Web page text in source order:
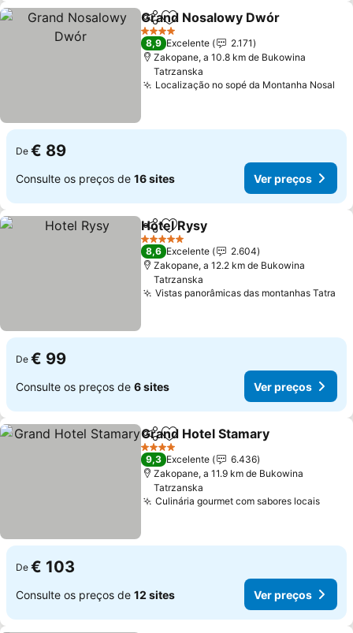
PartilharAdicionar aos favoritos
Grand Nosalowy Dwór
4 Estrelas
8,9 Excelente
2.171
Zakopane, a 10.8 km de Bukowina
Tatrzanska
Localização no sopé da Montanha Nosal
De € 89
Consulte os preços de 16 sites Ver preços
PartilharAdicionar aos favoritos
Hotel Rysy
5 Estrelas
8,6 Excelente
2.604
Zakopane, a 12.2 km de Bukowina
Tatrzanska
Vistas panorâmicas das montanhas Tatra
De € 99
Consulte os preços de 6 sites Ver preços
PartilharAdicionar aos favoritos
Grand Hotel Stamary
4 Estrelas
9,3 Excelente
6.436
Zakopane, a 11.9 km de Bukowina
Tatrzanska
Culinária gourmet com sabores locais
De € 103
Consulte os preços de 12 sites Ver preços